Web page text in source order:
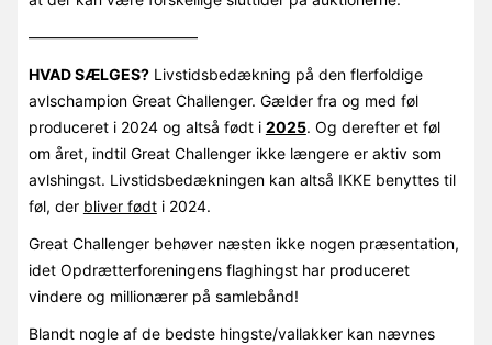
———————————
HVAD SÆLGES?Livstidsbedækning på den flerfoldige
avlschampion Great Challenger. Gælder fra og med føl
produceret i 2024 og altså født i 2025. Og derefter et føl
om året, indtil Great Challenger ikke længere er aktiv som
avlshingst. Livstidsbedækningen kan altså IKKE benyttes til
føl, der bliver fødti 2024.
Great Challenger behøver næsten ikke nogen præsentation,
idet Opdrætterforeningens flaghingst har produceret
vindere og millionærer på samlebånd!
Blandt nogle af de bedste hingste/vallakker kan nævnes